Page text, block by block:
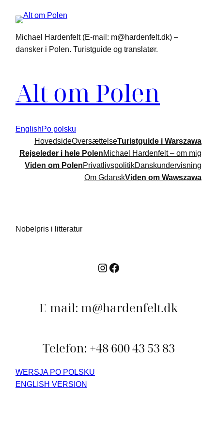
indhold
Michael Hardenfelt (E-mail: m@hardenfelt.dk) –
dansker i Polen. Turistguide og translatør.
Alt om Polen
EnglishPo polsku
HovedsideOversættelseTuristguide i Warszawa
Rejseleder i hele PolenMichael Hardenfelt – om mig
Viden om PolenPrivatlivspolitikDanskundervisning
Om GdanskViden om Wawszawa
Nobelpris i litteratur
Instagram
Facebook
E-mail: m@hardenfelt.dk
Telefon: +48 600 43 53 83
WERSJA PO POLSKU
ENGLISH VERSION